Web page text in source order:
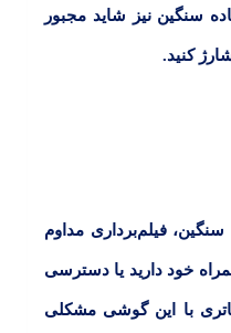
سنگین نیز شاید مجبور
کنید.
فیلم‌برداری مداوم
خود دارید یا دسترسی
با این گوشی مشکلی